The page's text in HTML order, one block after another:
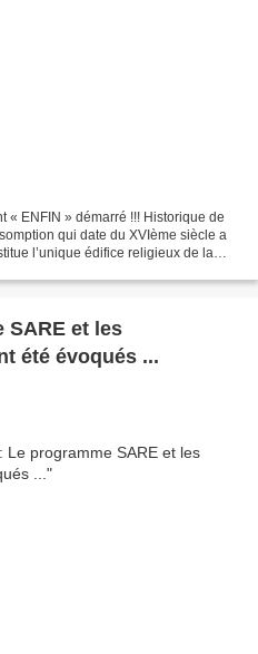
« ENFIN » démarré !!! Historique de
qui date du XVIème siècle a
l’unique édifice religieux de la
été évoqués ...